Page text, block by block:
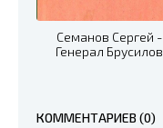
013
014
Семанов Сергей -
Генерал Брусилов
КОММЕНТАРИЕВ (0)